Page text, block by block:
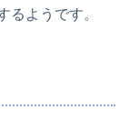
るようです。